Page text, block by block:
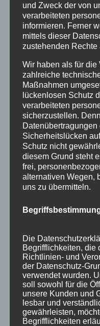
September 2015
August 2015
Juli 2015
Juni 2015
Schlagworte
allgäu Allgäuer
angebote aus holz
einzelanfertigungen
geschenk
holz holzartikel
holzschild holzschilder
kempten laser
messestand post
sulzberg weihnachten
weihnachtsmarkt
werbeschilder
und Zweck der von
verarbeiteten
informieren. Ferner
mittels dieser
zustehenden Rechte
Wir haben als für die
zahlreiche
Maßnahmen
lückenlosen Schutz
verarbeiteten
sicherzustellen.
Sicherheitslücken
Schutz nicht
diesem Grund steht
frei,
alternativen Wegen,
uns zu übermitteln.
Die
Begrifflichkeiten, die
Richtlinien- und
der Datenschutz-
verwendet wurden.
soll sowohl für die
unsere Kunden und
lesbar und
gewährleisten,
Begrifflichkeiten